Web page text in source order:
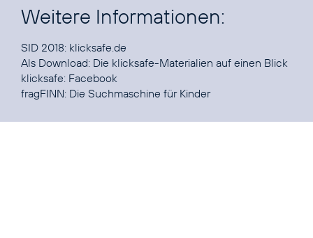
Weitere Informationen:
SID 2018: klicksafe.de
Als Download: Die klicksafe-Materialien auf einen Blick
klicksafe: Facebook
fragFINN: Die Suchmaschine für Kinder